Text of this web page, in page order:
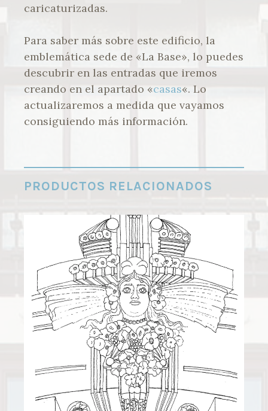
caricaturizadas.
Para saber más sobre este edificio, la
emblemática sede de «La Base», lo puedes
descubrir en las entradas que iremos
creando en el apartado «casas«. Lo
actualizaremos a medida que vayamos
consiguiendo más información.
PRODUCTOS RELACIONADOS